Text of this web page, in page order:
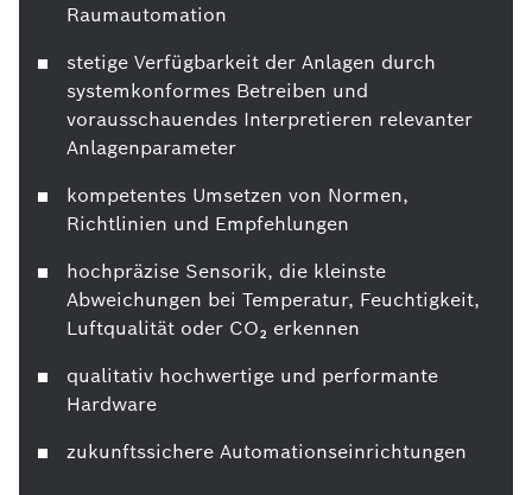
Raumautomation
stetige Verfügbarkeit der Anlagen durch
systemkonformes Betreiben und
vorausschauendes Interpretieren relevanter
Anlagenparameter
kompetentes Umsetzen von Normen,
Richtlinien und Empfehlungen
hochpräzise Sensorik, die kleinste
Abweichungen bei Temperatur, Feuchtigkeit,
Luftqualität oder CO₂ erkennen
qualitativ hochwertige und performante
Hardware
zukunftssichere Automationseinrichtungen